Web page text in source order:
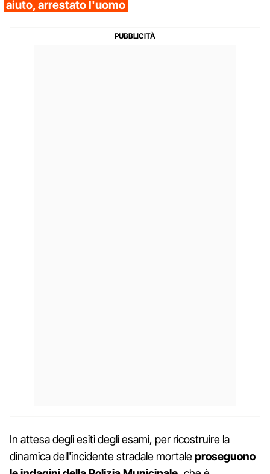
aiuto, arrestato l'uomo
In attesa degli esiti degli esami, per ricostruire la
dinamica dell'incidente stradale mortaleproseguono